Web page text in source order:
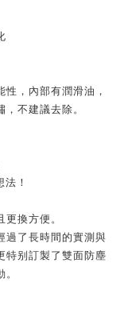
，內部有潤滑油，
不建議去除。
！
換方便。
過了長時間的實測與
特别訂製了雙面防塵